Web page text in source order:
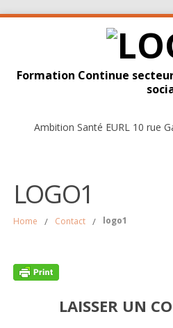
Formation Continue
Ambition Santé EURL 10 rue
LOGO1
Home / Contact / logo1
LAISSER UN